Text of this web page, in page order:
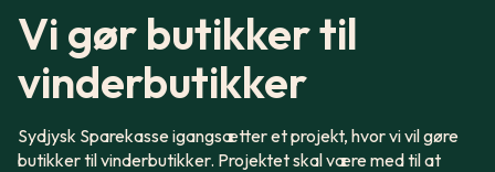
Vi gør butikker til
vinderbutikker
Sydjysk Sparekasse igangsætter et projekt, hvor vi vil gøre
butikker til vinderbutikker. Projektet skal være med til at